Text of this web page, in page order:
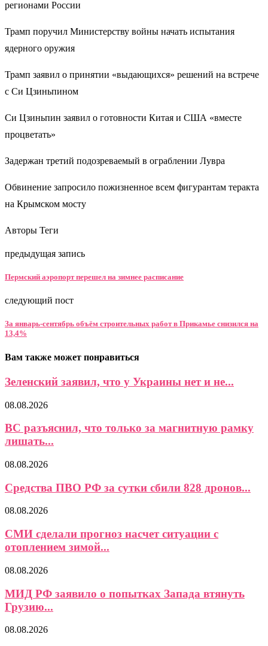
регионами России
Трамп поручил Министерству войны начать испытания
ядерного оружия
Трамп заявил о принятии «выдающихся» решений на встрече
с Си Цзиньпином
Си Цзиньпин заявил о готовности Китая и США «вместе
процветать»
Задержан третий подозреваемый в ограблении Лувра
Обвинение запросило пожизненное всем фигурантам теракта
на Крымском мосту
Авторы Теги
предыдущая запись
Пермский аэропорт перешел на зимнее расписание
следующий пост
За январь-сентябрь объём строительных работ в Прикамье снизился на
13,4%
Вам также может понравиться
Зеленский заявил, что у Украины нет и не...
08.08.2026
ВС разъяснил, что только за магнитную рамку
лишать...
08.08.2026
Средства ПВО РФ за сутки сбили 828 дронов...
08.08.2026
СМИ сделали прогноз насчет ситуации с
отоплением зимой...
08.08.2026
МИД РФ заявило о попытках Запада втянуть
Грузию...
08.08.2026